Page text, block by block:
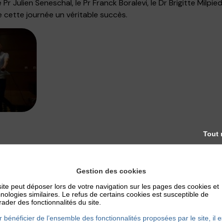
Julien Seneschal, le Pr Franck Boralevi, le Dr Brigitte
cette journée un véritable succès.
à Lyon
pour accueillir les patients et aborder tous les sujets liés
facteurs déclenchants et les bons gestes au quotidien.
avancées thérapeutiques, les traitements et leur prise en
Rhône-Alpes Auvergne se sont investis pour répondre
le Pr Frédéric Bérard, le Dr Magali Bourrel Bouttaz, le Pr
Gestion des cookies
peut déposer lors de votre navigation sur les pages des cookies et
similaires. Le refus de certains cookies est susceptible de
des fonctionnalités du site.
bénéficier de l’ensemble des fonctionnalités proposées par le site, il
Tout